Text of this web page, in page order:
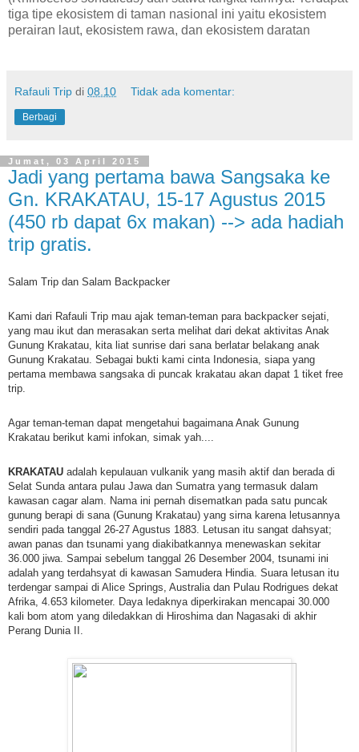
tiga tipe ekosistem di taman nasional ini yaitu ekosistem
perairan laut, ekosistem rawa, dan ekosistem daratan
Rafauli Trip di 08.10 Tidak ada komentar:
Berbagi
Jumat, 03 April 2015
Jadi yang pertama bawa Sangsaka ke
Gn. KRAKATAU, 15-17 Agustus 2015
(450 rb dapat 6x makan) --> ada hadiah
trip gratis.
Salam Trip dan Salam Backpacker
Kami dari Rafauli Trip mau ajak teman-teman para backpacker sejati,
yang mau ikut dan merasakan serta melihat dari dekat aktivitas Anak
Gunung Krakatau, kita liat sunrise dari sana berlatar belakang anak
Gunung Krakatau. Sebagai bukti kami cinta Indonesia, siapa yang
pertama membawa sangsaka di puncak krakatau akan dapat 1 tiket free
trip.
Agar teman-teman dapat mengetahui bagaimana Anak Gunung
Krakatau berikut kami infokan, simak yah....
KRAKATAU adalah kepulauan vulkanik yang masih aktif dan berada di
Selat Sunda antara pulau Jawa dan Sumatra yang termasuk dalam
kawasan cagar alam. Nama ini pernah disematkan pada satu puncak
gunung berapi di sana (Gunung Krakatau) yang sirna karena letusannya
sendiri pada tanggal 26-27 Agustus 1883. Letusan itu sangat dahsyat;
awan panas dan tsunami yang diakibatkannya menewaskan sekitar
36.000 jiwa. Sampai sebelum tanggal 26 Desember 2004, tsunami ini
adalah yang terdahsyat di kawasan Samudera Hindia. Suara letusan itu
terdengar sampai di Alice Springs, Australia dan Pulau Rodrigues dekat
Afrika, 4.653 kilometer. Daya ledaknya diperkirakan mencapai 30.000
kali bom atom yang diledakkan di Hiroshima dan Nagasaki di akhir
Perang Dunia II.